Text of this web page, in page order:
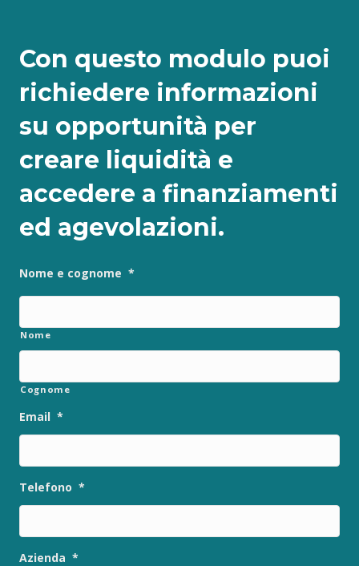
Con questo modulo puoi
richiedere informazioni
su opportunità per
creare liquidità e
accedere a finanziamenti
ed agevolazioni.
Nome e cognome *
Nome
Cognome
Email *
Telefono *
Azienda *